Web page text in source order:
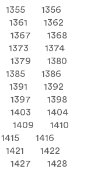
1355
1356
1361
1362
1367
1368
1373
1374
1379
1380
1385
1386
1391
1392
1397
1398
1403
1404
1409
1410
1415
1416
1421
1422
1427
1428